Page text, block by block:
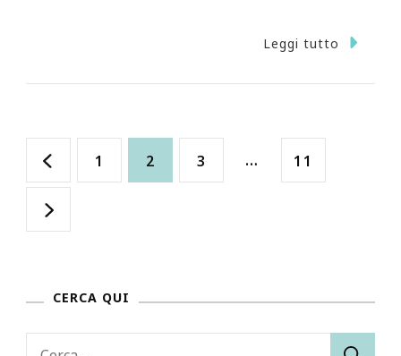
Leggi tutto
Paginazione
degli
articoli
Pagina
1 Pagina
2 Pagina
3 … Pagina
11
CERCA QUI
Ricerca